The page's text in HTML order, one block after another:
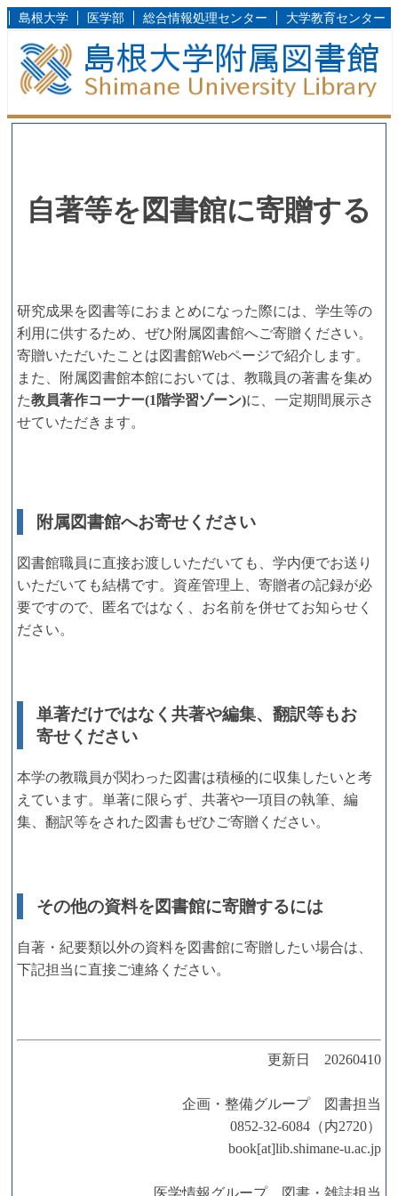
島根大学 医学部 総合情報処理センター 大学教育センター
自著等を図書館に寄贈する
研究成果を図書等におまとめになった際には、学生等の
利用に供するため、ぜひ附属図書館へご寄贈ください。
寄贈いただいたことは図書館Webページで紹介します。
また、附属図書館本館においては、教職員の著書を集め
た教員著作コーナー(1階学習ゾーン)に、一定期間展示さ
せていただきます。
附属図書館へお寄せください
図書館職員に直接お渡しいただいても、学内便でお送り
いただいても結構です。資産管理上、寄贈者の記録が必
要ですので、匿名ではなく、お名前を併せてお知らせく
ださい。
単著だけではなく共著や編集、翻訳等もお
寄せください
本学の教職員が関わった図書は積極的に収集したいと考
えています。単著に限らず、共著や一項目の執筆、編
集、翻訳等をされた図書もぜひご寄贈ください。
その他の資料を図書館に寄贈するには
自著・紀要類以外の資料を図書館に寄贈したい場合は、
下記担当に直接ご連絡ください。
更新日 20260410
企画・整備グループ 図書担当
0852-32-6084（内2720）
book[at]lib.shimane-u.ac.jp
医学情報グループ 図書・雑誌担当